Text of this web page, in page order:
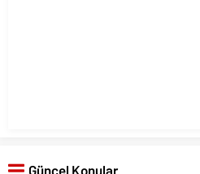
Güncel Konular